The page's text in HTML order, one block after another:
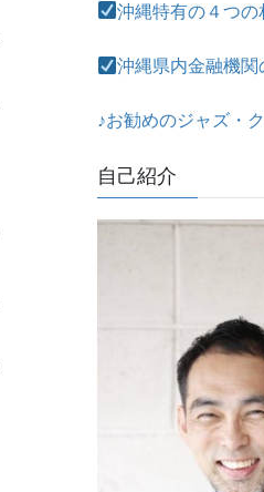
沖縄特有の４つ
沖縄県内金融機関
♪お勧めのジャズ・
自己紹介